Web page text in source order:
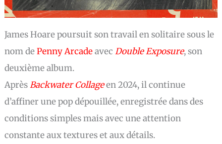
James Hoare poursuit son travail en solitaire sous le
nom dePenny ArcadeavecDouble Exposure, son
deuxième album.
AprèsBackwater Collageen 2024, il continue
d’affiner une pop dépouillée, enregistrée dans des
conditions simples mais avec une attention
constante aux textures et aux détails.